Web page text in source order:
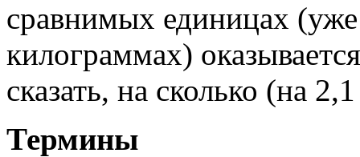
сравнимых единицах
килограммах)
сказать, на сколько (на
Термины